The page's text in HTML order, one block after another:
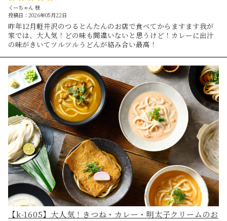
くーちゃん 様
投稿日：2026年05月22日
昨年12月軽井沢のつるとんたんのお店で食べてからますます我が
家では、大人気！どの味も間違いないと思うけど！カレーに出汁
の味がきいてツルツルうどんが絡み合い最高！
【k-1605】大人気！きつね・カレー・明太子クリームのお